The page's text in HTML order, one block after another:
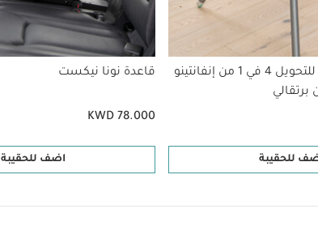
كرسي مرتفع قابل للتحويل 4 في 1 من إنفانتينو
للحقيبة
قاعدة نونا نيكست
KWD 78.000
اضف للحقيبة